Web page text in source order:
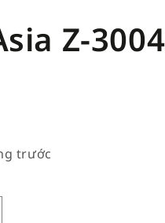
Z-
trước